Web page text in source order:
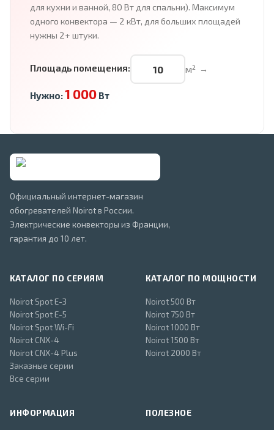
для кухни и ванной, 80 Вт для спальни). Максимум
одного конвектора — 2 кВт, для больших площадей
нужны 2+ штуки.
Площадь помещения: м² →
Нужно:1 000Вт
Официальный интернет-магазин
обогревателей Noirot в России.
Электрические конвекторы из Франции,
гарантия до 10 лет.
КАТАЛОГ ПО СЕРИЯМ
Noirot Spot E-3
Noirot Spot E-5
Noirot Spot Wi-Fi
Noirot CNX-4
Noirot CNX-4 Plus
Заказные серии
Все серии
КАТАЛОГ ПО МОЩНОСТИ
Noirot 500 Вт
Noirot 750 Вт
Noirot 1000 Вт
Noirot 1500 Вт
Noirot 2000 Вт
ИНФОРМАЦИЯ ПОЛЕЗНОЕ